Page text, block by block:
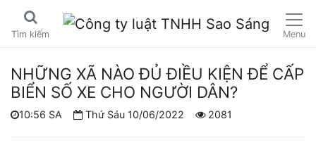
Tìm kiếm Menu
NHỮNG XÃ NÀO ĐỦ ĐIỀU KIỆN ĐỂ CẤP
BIỂN SỐ XE CHO NGƯỜI DÂN?
10:56 SA Thứ Sáu 10/06/2022 2081